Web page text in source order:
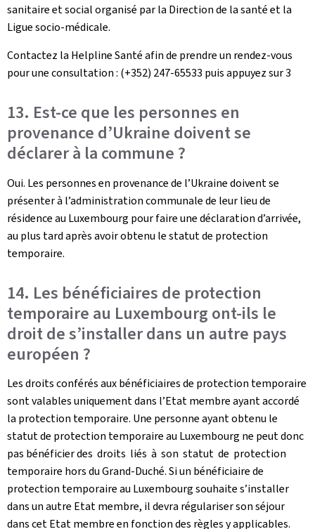
sanitaire et social organisé par la Direction de la santé et la
Ligue socio-médicale.
Contactez la Helpline Santé afin de prendre un rendez-vous
pour une consultation : (+352) 247-65533 puis appuyez sur 3
13. Est-ce que les personnes en
provenance d’Ukraine doivent se
déclarer à la commune ?
Oui. Les personnes en provenance de l’Ukraine doivent se
présenter à l’administration communale de leur lieu de
résidence au Luxembourg pour faire une déclaration d’arrivée,
au plus tard après avoir obtenu le statut de protection
temporaire.
14. Les bénéficiaires de protection
temporaire au Luxembourg ont-ils le
droit de s’installer dans un autre pays
européen ?
Les droits conférés aux bénéficiaires de protection temporaire
sont valables uniquement dans l’Etat membre ayant accordé
la protection temporaire. Une personne ayant obtenu le
statut de protection temporaire au Luxembourg ne peut donc
pas bénéficier des droits liés à son statut de protection
temporaire hors du Grand-Duché. Si un bénéficiaire de
protection temporaire au Luxembourg souhaite s’installer
dans un autre Etat membre, il devra régulariser son séjour
dans cet Etat membre en fonction des règles y applicables.